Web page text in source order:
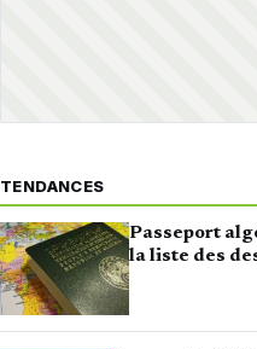
TENDANCES
Passeport
la liste des